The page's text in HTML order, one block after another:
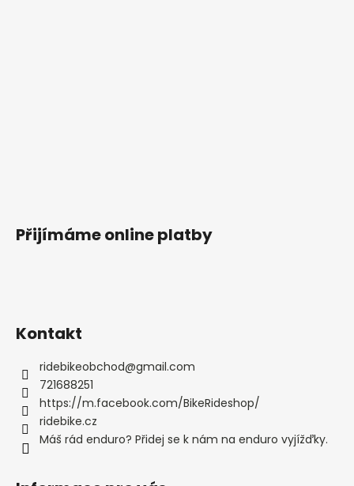
Přijímáme online platby
Kontakt
ridebikeobchod@gmail.com
721688251
https://m.facebook.com/BikeRideshop/
ridebike.cz
Máš rád enduro? Přidej se k nám na enduro vyjížďky.